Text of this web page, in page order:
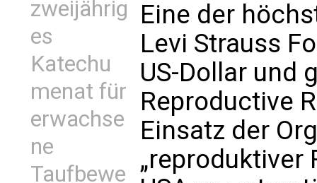
zweijährig
es
Katechu
menat für
erwachse
ne
Taufbewe
Eine der
Levi Strauss
US-Dollar und
Reproductive
Einsatz der
„reproduktiver